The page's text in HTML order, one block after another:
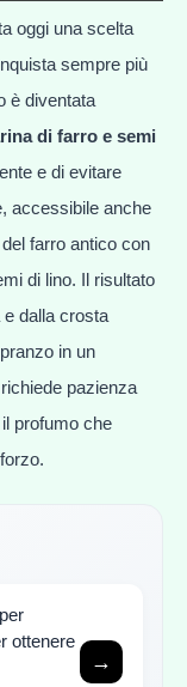
oggi una scelta
sempre più
è diventata
di farro e semi
e di evitare
accessibile anche
farro antico con
di lino. Il risultato
dalla crosta
in un
pazienza
profumo che
ottenere
→